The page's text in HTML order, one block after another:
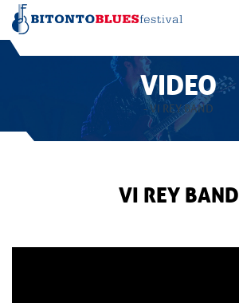
VIDEO
- VI REY BAND
VI REY BAND